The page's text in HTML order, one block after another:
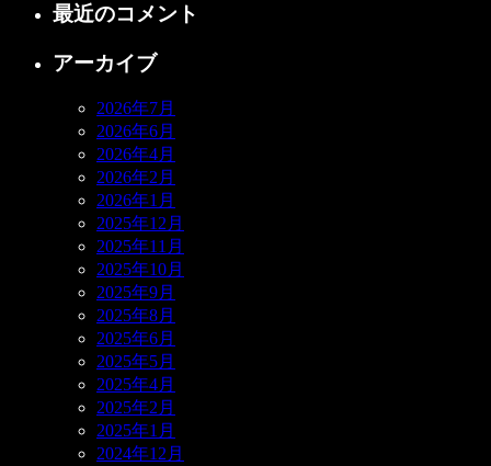
最近のコメント
アーカイブ
2026年7月
2026年6月
2026年4月
2026年2月
2026年1月
2025年12月
2025年11月
2025年10月
2025年9月
2025年8月
2025年6月
2025年5月
2025年4月
2025年2月
2025年1月
2024年12月